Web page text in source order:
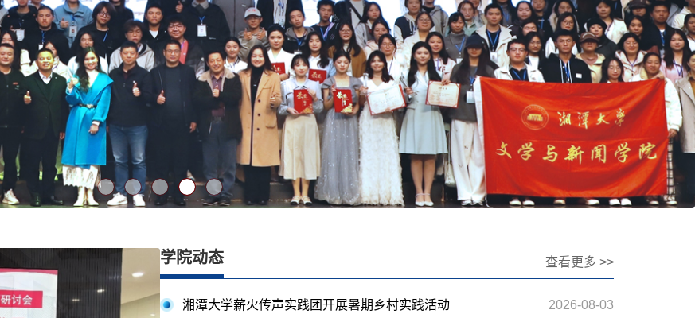
学院动态 查看更多 >>
湘潭大学薪火传声实践团开展暑期乡村实践活动 2026-08-03